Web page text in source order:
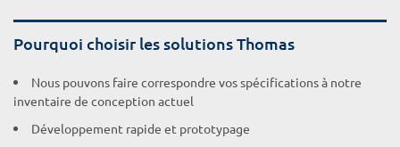
Pourquoi choisir les solutions Thomas
Nous pouvons faire correspondre vos spécifications à notre
inventaire de conception actuel
Développement rapide et prototypage